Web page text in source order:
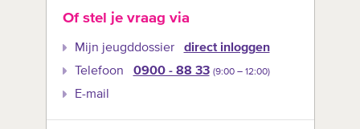
Of stel je vraag via
Mijn jeugddossier
direct inloggen
Telefoon
0900 - 88 33 (9:00 –‍ 12:00)
E-mail